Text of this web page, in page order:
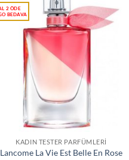
KADIN TESTER PARFÜMLERI
Lancome La Vie Est Belle En Rose